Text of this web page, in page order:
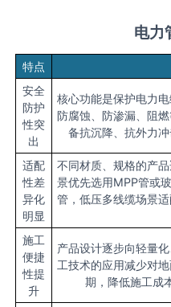
电力
特点
安全
防护
性突
出
核心功能是保护电力
防腐蚀、防渗漏、阻
备抗沉降、抗外力
适配
性差
异化
明显
不同材质、规格的产
景优先选用MPP管或
管，低压多线缆场景
施工
便捷
性提
升
产品设计逐步向轻量
工技术的应用减少对
期，降低施工成